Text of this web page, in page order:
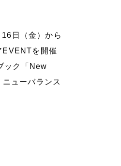
日（金）から
EVENTを開催
ック「New
ューバランス